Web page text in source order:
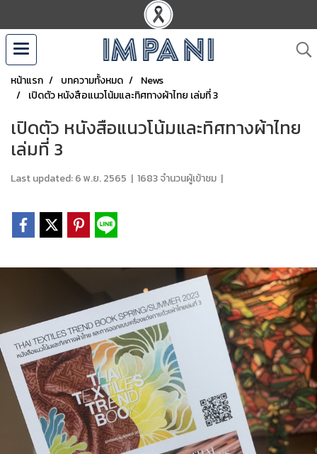
หน้าแรก บทความทั้งหมด
News
เปิดตัว หนังสือแนวโน้มและทิศทางผ้าไทย เล่มที่ 3
เปิดตัว หนังสือแนวโน้มและทิศทางผ้าไทย
เล่มที่ 3
Last updated: 6 พ.ย. 2565 | 1683 จำนวนผู้เข้าชม |